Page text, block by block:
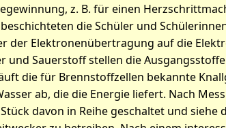
z. B. für einen
die Schüler und
der Elektronenübertragung auf die
und Sauerstoff stellen die
die für Brennstoffzellen bekannte
ab, die die Energie liefert. Nach
davon in Reihe geschaltet und siehe